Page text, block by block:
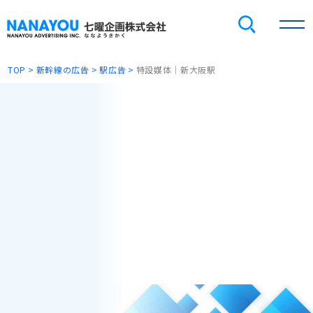
TOP 新幹線の広告 駅広告 特設媒体｜新大阪駅